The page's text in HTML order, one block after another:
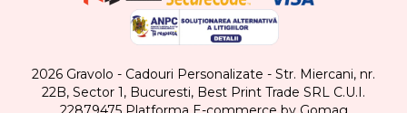
2026 Gravolo - Cadouri Personalizate - Str. Miercani, nr.
22B, Sector 1, Bucuresti, Best Print Trade SRL C.U.I.